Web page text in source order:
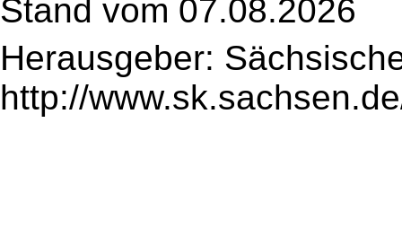
Stand vom 07.08.2026
Herausgeber:
http://